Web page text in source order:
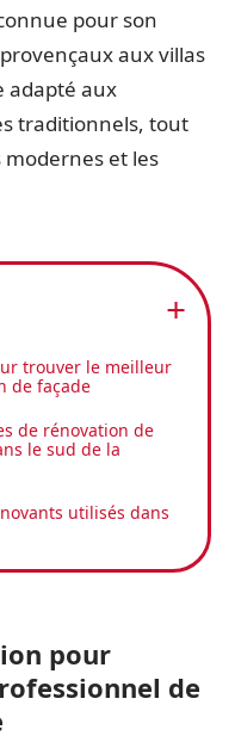
pour son
aux villas
adapté aux
traditionnels, tout
et les
trouver le meilleur
de façade
de rénovation de
le sud de la
utilisés dans
pour
de